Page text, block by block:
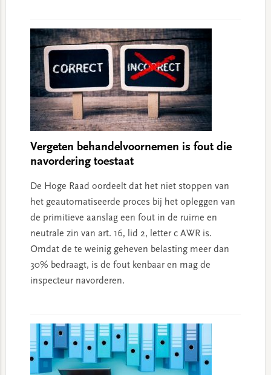
Vergeten behandelvoornemen is fout die
navordering toestaat
De Hoge Raad oordeelt dat het niet stoppen van
het geautomatiseerde proces bij het opleggen van
de primitieve aanslag een fout in de ruime en
neutrale zin van art. 16, lid 2, letter c AWR is.
Omdat de te weinig geheven belasting meer dan
30% bedraagt, is de fout kenbaar en mag de
inspecteur navorderen.